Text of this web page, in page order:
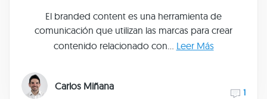
El branded content es una herramienta de
comunicación que utilizan las marcas para crear
contenido relacionado con... Leer Más
Carlos Miñana
1